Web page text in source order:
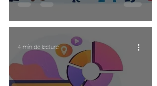
4 min de lecture